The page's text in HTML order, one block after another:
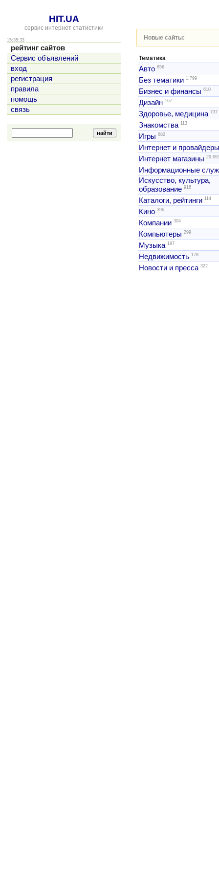
HIT.UA
сервис интернет статистики
15:35:33
рейтинг сайтов
Сервис объявлений
вход
регистрация
правила
помощь
связь
Новые сайты:
Тематика
Авто 856
Без тематики 1,799
Бизнес и финансы 610
Дизайн 167
Здоровье, медицина 737
Знакомства 113
Игры 682
Интернет и провайдеры
Интернет магазины
Информационные
Искусство, культура,
образование 916
Каталоги, рейтинги 114
Кино 396
Компании 304
Компьютеры 299
Музыка 197
Недвижимость 178
Новости и пресса 322